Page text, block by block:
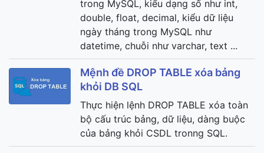
trong MySQL, kiểu dạng số như int,
double, float, decimal, kiểu dữ liệu
ngày tháng trong MySQL như
datetime, chuỗi như varchar, text ...
Mệnh đề DROP TABLE xóa bảng
khỏi DB SQL
Thực hiện lệnh DROP TABLE xóa toàn
bộ cấu trúc bảng, dữ liệu, dàng buộc
của bảng khỏi CSDL tronng SQL.